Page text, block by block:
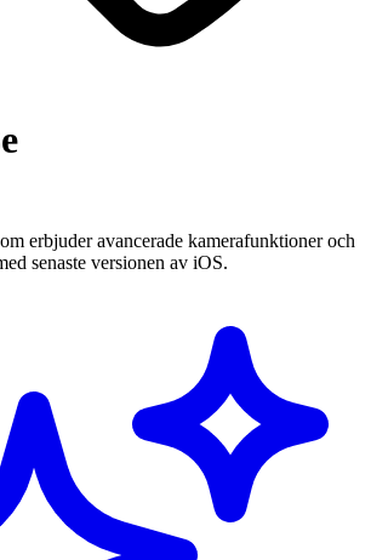
erbjuder avancerade kamerafunktioner och
senaste versionen av iOS.